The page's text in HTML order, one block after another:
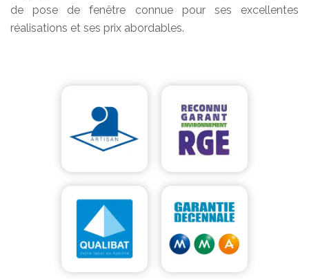
de pose de fenêtre connue pour ses excellentes
réalisations et ses prix abordables.